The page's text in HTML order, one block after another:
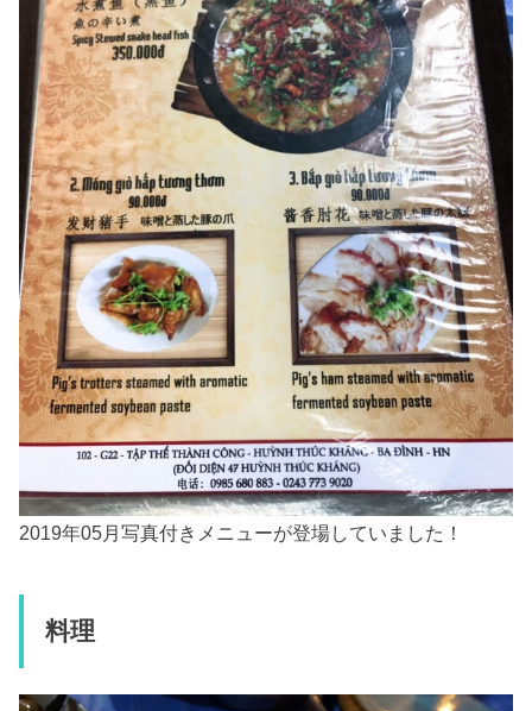
2019年05月写真付きメニューが登場していました！
料理